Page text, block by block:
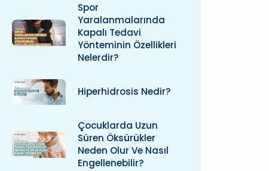
Spor
Yaralanmalarında
Kapalı Tedavi
Yönteminin Özellikleri
Nelerdir?
Hiperhidrosis Nedir?
Çocuklarda Uzun
Süren Öksürükler
Neden Olur Ve Nasıl
Engellenebilir?